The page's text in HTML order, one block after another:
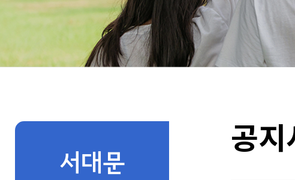
서대문
공